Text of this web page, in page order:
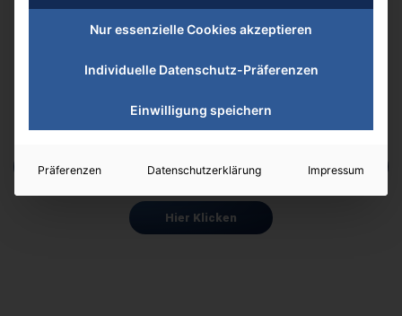
Ut elit tellus, luctus nec ullamcorper mattis, pulvinar dapibus leo.
Hier Klicken
Hier Klicken
Nur essenzielle Cookies akzeptieren
Individuelle Datenschutz-Präferenzen
Einwilligung speichern
Präferenzen Datenschutzerklärung Impressum